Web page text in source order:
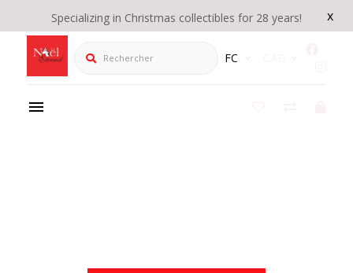
x
Specializing in Christmas collectibles for 28 years!
Rechercher FC